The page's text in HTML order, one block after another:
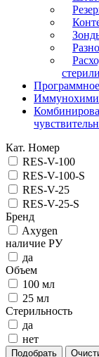
Кат. Номер
RES-V-100
RES-V-100-S
RES-V-25
RES-V-25-S
Бренд
Axygen
наличие РУ
да
Объем
100 мл
25 мл
Стерильность
да
нет